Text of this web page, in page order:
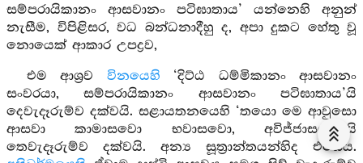
සම්පරායිකානං ආසවානං පටිඝාතාය’ යන්නෙහි අනුන්
නැසීම, විපිළිසර, වධ බන්ධනාදීහු ද, අපා දුකට හේතු වූ
නොයෙක් ආකාර උපද්‍රව,
එම ආශ්‍රව විනයෙහි ‘දිට්ඨ ධම්මිකානං ආසවානං
සංවරයා, සම්පරායිකානං ආසවානං පටිඝාතාය’යි
දෙවැදෑරුම්ව දක්වයි. සළායතනයෙහි ‘තයො මෙ ආවුසො
ආසවා කාමාසවො භවාසවො, අවිජ්ජාසවො’යි
තෙවැදෑරුම්ව දක්වයි. අන්‍ය සූත්‍රාන්තයන්හිද එසේය.